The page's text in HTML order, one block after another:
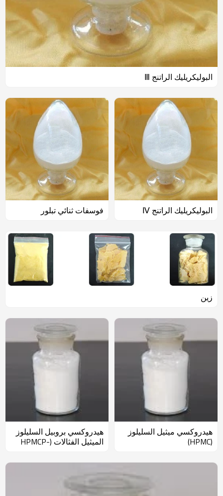
البوليكريليك الراتنج Ⅲ
البوليكريليك الراتنج Ⅳ فوسفات ثنائي تبلور
زين
هيدروكسي ميثيل السليلوز
(HPMC)
هيدروكسي بروبيل السليلوز
الميثيل الفثالات (HPMCP-